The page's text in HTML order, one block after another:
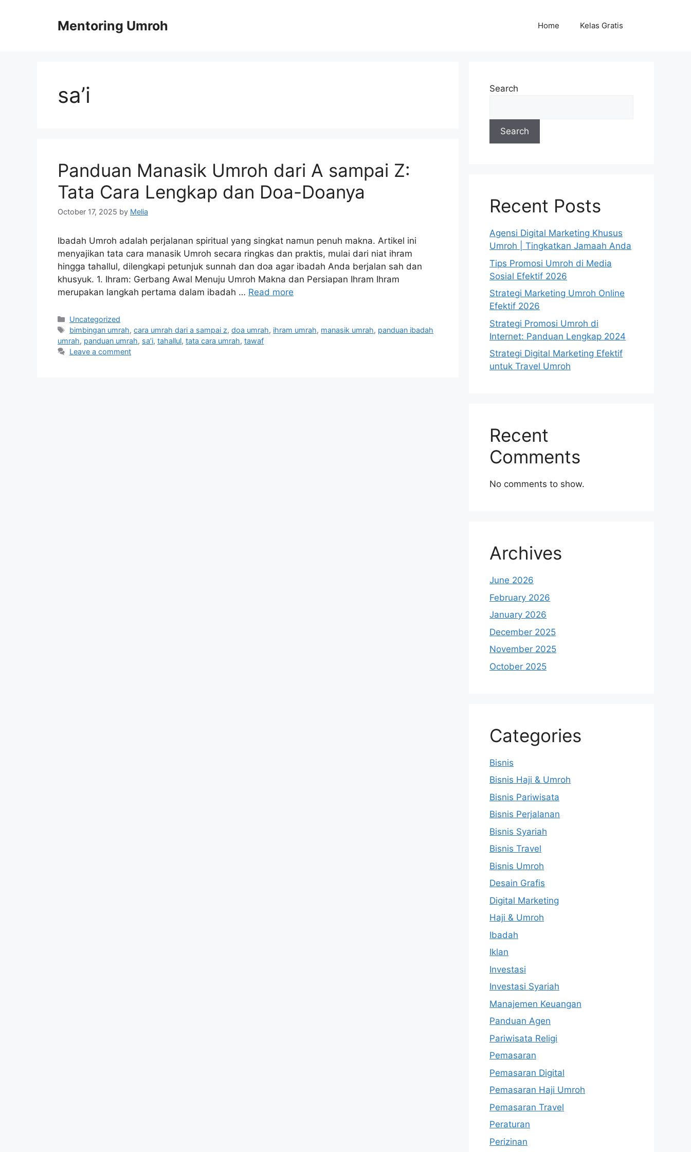
Mentoring Umroh Home Kelas Gratis
sa’i
Panduan Manasik Umroh dari A sampai Z:
Tata Cara Lengkap dan Doa-Doanya​
October 17, 2025 by Melia
Ibadah Umroh adalah perjalanan spiritual yang singkat namun penuh makna. Artikel ini
menyajikan tata cara manasik Umroh secara ringkas dan praktis, mulai dari niat ihram
hingga tahallul, dilengkapi petunjuk sunnah dan doa agar ibadah Anda berjalan sah dan
khusyuk. 1. Ihram: Gerbang Awal Menuju Umroh Makna dan Persiapan Ihram Ihram
merupakan langkah pertama dalam ibadah … Read more
Categories
Uncategorized
Tags
bimbingan umrah,cara umrah dari a sampai z,doa umrah, ihram umrah, manasik umrah, panduan ibadah
umrah, panduan umrah, sa’i, tahallul, tata cara umrah, tawaf
Leave a comment
Search
Search
Recent Posts
Agensi Digital Marketing Khusus
Umroh | Tingkatkan Jamaah Anda
Tips Promosi Umroh di Media
Sosial Efektif 2026
Strategi Marketing Umroh Online
Efektif 2026
Strategi Promosi Umroh di
Internet: Panduan Lengkap 2024
Strategi Digital Marketing Efektif
untuk Travel Umroh
Recent
Comments
No comments to show.
Archives
June 2026
February 2026
January 2026
December 2025
November 2025
October 2025
Categories
Bisnis
Bisnis Haji & Umroh
Bisnis Pariwisata
Bisnis Perjalanan
Bisnis Syariah
Bisnis Travel
Bisnis Umroh
Desain Grafis
Digital Marketing
Haji & Umroh
Ibadah
Iklan
Investasi
Investasi Syariah
Manajemen Keuangan
Panduan Agen
Pariwisata Religi
Pemasaran
Pemasaran Digital
Pemasaran Haji Umroh
Pemasaran Travel
Peraturan
Perizinan